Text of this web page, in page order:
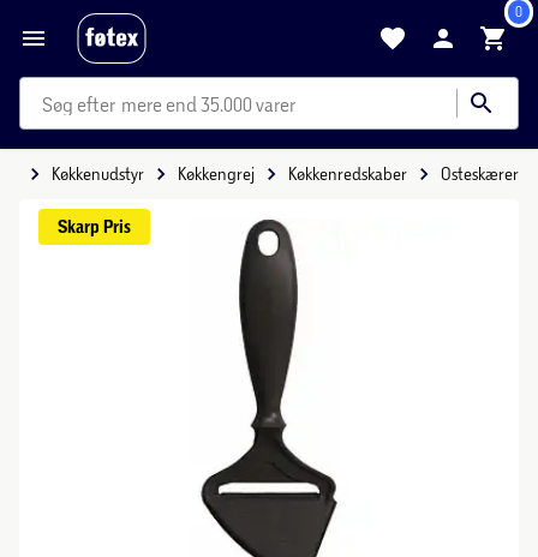
0
mere end 35.000 varer
Køkkenudstyr Køkkengrej Køkkenredskaber Osteskærer
Skarp Pris